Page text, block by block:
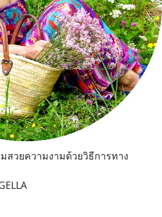
สวยความงามด้วยวิธีการทาง